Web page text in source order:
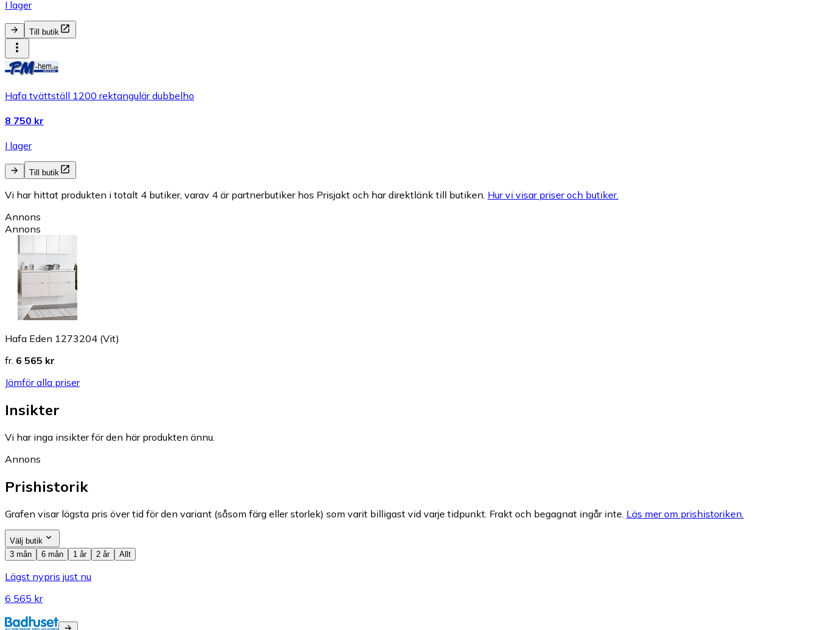
I lager
Till butik
Hafa tvättställ 1200 rektangulär dubbelho
8 750 kr
I lager
Till butik
Vi har hittat produkten i totalt 4 butiker, varav 4 är partnerbutiker hos Prisjakt och har direktlänk till butiken. Hur vi visar priser och butiker.
Annons
Annons
Hafa Eden 1273204 (Vit)
fr. 6 565 kr
Jämför alla priser
Insikter
Vi har inga insikter för den här produkten ännu.
Annons
Prishistorik
Grafen visar lägsta pris över tid för den variant (såsom färg eller storlek) som varit billigast vid varje tidpunkt. Frakt och begagnat ingår inte. Läs mer om prishistoriken.
Välj butik
3 mån
6 mån 1 år 2 år Allt
Lägst nypris just nu
6 565 kr